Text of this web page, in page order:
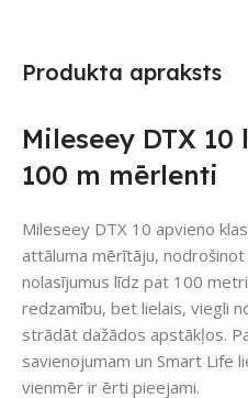
Produkta apraksts
Mileseey DTX
100 m mērlenti
Mileseey DTX 10 apvieno
attāluma mērītāju,
nolasījumus līdz pat 100
redzamību, bet lielais, viegli
strādāt dažādos apstākļos.
savienojumam un Smart Life
vienmēr ir ērti pieejami.